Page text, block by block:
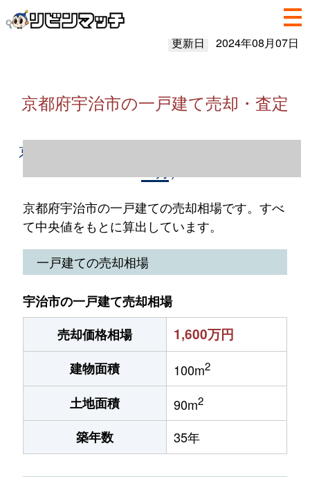
更新日 2024年08月07日
京都府宇治市の一戸建て売却・査定
京都府宇治市の一戸建て売却情報（2023年1
京都府宇治市の一戸建ての売却相場です。すべ
て中央値をもとに算出しています。
一戸建ての売却相場
宇治市の一戸建て売却相場
売却価格相場
1,600万円
建物面積 100m2
土地面積 90m2
築年数 35年